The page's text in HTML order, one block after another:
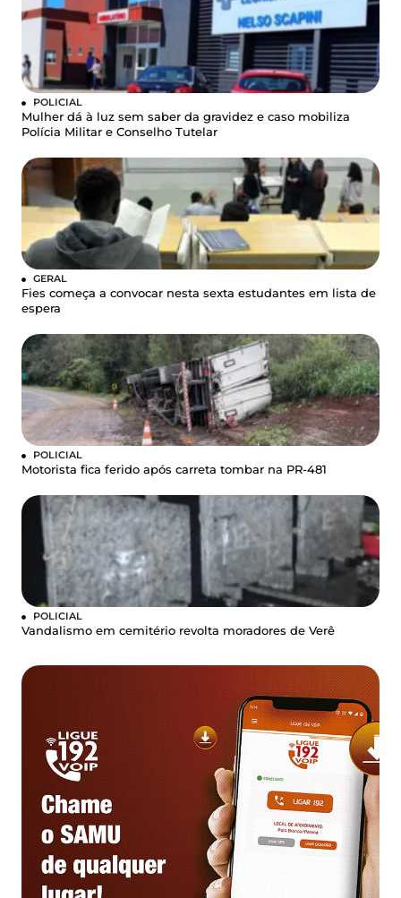
POLICIAL
Mulher dá à luz sem saber da gravidez e caso mobiliza
Polícia Militar e Conselho Tutelar
GERAL
Fies começa a convocar nesta sexta estudantes em lista de
espera
POLICIAL
Motorista fica ferido após carreta tombar na PR-481
POLICIAL
Vandalismo em cemitério revolta moradores de Verê